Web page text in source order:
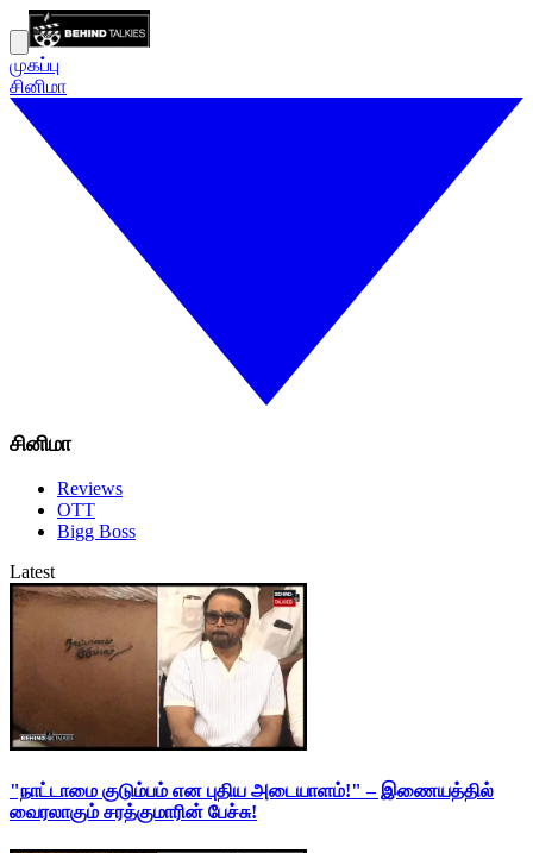
முகப்பு
சினிமா
சினிமா
Reviews
OTT
Bigg Boss
Latest
"நாட்டாமை குடும்பம் என புதிய அடையாளம்!" – இணையத்தில்
வைரலாகும் சரத்குமாரின் பேச்சு!